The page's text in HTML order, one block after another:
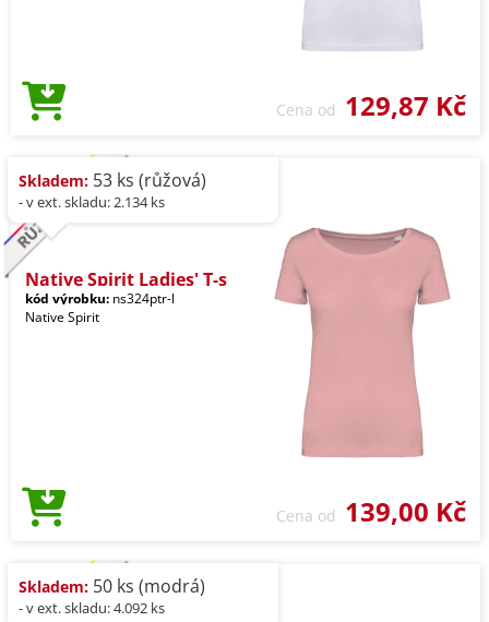
Cena od 129,87 Kč
Skladem: 53 ks (růžová)
- v ext. skladu: 2.134 ks
Native Spirit Ladies' T-s
kód výrobku: ns324ptr-l
Native Spirit
Cena od 139,00 Kč
Skladem: 50 ks (modrá)
- v ext. skladu: 4.092 ks